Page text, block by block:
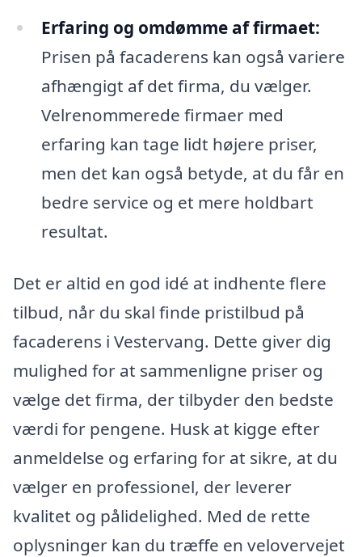
Erfaring og omdømme af firmaet:
Prisen på facaderens kan også variere
afhængigt af det firma, du vælger.
Velrenommerede firmaer med
erfaring kan tage lidt højere priser,
men det kan også betyde, at du får en
bedre service og et mere holdbart
resultat.
Det er altid en god idé at indhente flere
tilbud, når du skal finde pristilbud på
facaderens i Vestervang. Dette giver dig
mulighed for at sammenligne priser og
vælge det firma, der tilbyder den bedste
værdi for pengene. Husk at kigge efter
anmeldelse og erfaring for at sikre, at du
vælger en professionel, der leverer
kvalitet og pålidelighed. Med de rette
oplysninger kan du træffe en velovervejet